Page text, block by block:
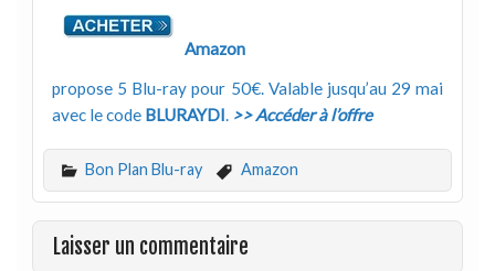
Amazon
propose 5 Blu-ray pour 50€. Valable jusqu’au 29 mai
avec le code BLURAYDI >> Accéder à l’offre
Bon Plan Blu-ray Amazon
Laisser un commentaire